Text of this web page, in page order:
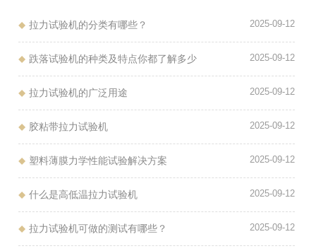
2025-09-12
拉力试验机的分类有哪些？
2025-09-12
跌落试验机的种类及特点你都了解多少
2025-09-12
拉力试验机的广泛用途
2025-09-12
胶粘带拉力试验机
2025-09-12
塑料薄膜力学性能试验解决方案
2025-09-12
什么是高低温拉力试验机
2025-09-12
拉力试验机可做的测试有哪些？